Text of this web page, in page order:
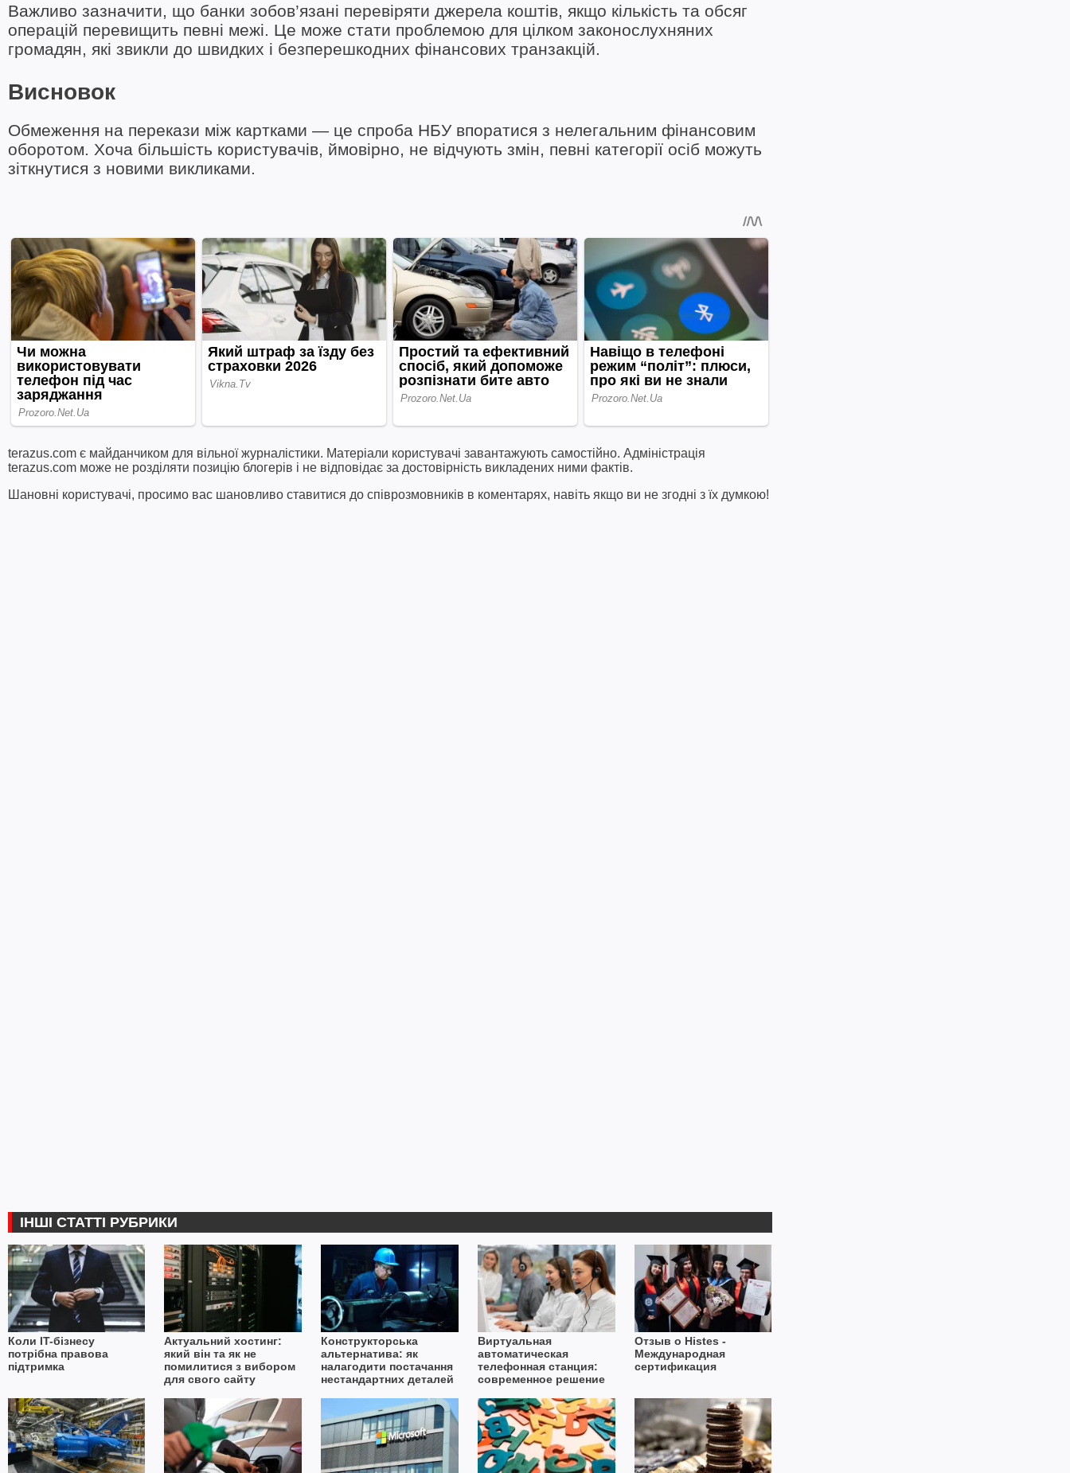
Важливо зазначити, що банки зобов’язані перевіряти джерела коштів, якщо кількість та обсяг
операцій перевищить певні межі. Це може стати проблемою для цілком законослухняних
громадян, які звикли до швидких і безперешкодних фінансових транзакцій.
Висновок
Обмеження на перекази між картками — це спроба НБУ впоратися з нелегальним фінансовим
оборотом. Хоча більшість користувачів, ймовірно, не відчують змін, певні категорії осіб можуть
зіткнутися з новими викликами.
terazus.com є майданчиком для вільної журналістики. Матеріали користувачі завантажують самостійно. Адміністрація
terazus.com може не розділяти позицію блогерів і не відповідає за достовірність викладених ними фактів.
Шановні користувачі, просимо вас шановливо ставитися до співрозмовників в коментарях, навіть якщо ви не згодні з їх думкою!
ІНШІ СТАТТІ РУБРИКИ
Коли IT-бізнесу
потрібна правова
підтримка
Актуальний хостинг:
який він та як не
помилитися з вибором
для свого сайту
Конструкторська
альтернатива: як
налагодити постачання
нестандартних деталей
Виртуальная
автоматическая
телефонная станция:
современное решение
Отзыв о Histes -
Международная
сертификация